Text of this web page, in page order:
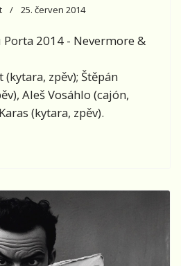
25. červen 2014
zpěv); Štěpán
Aleš Vosáhlo (cajón,
(kytara, zpěv).